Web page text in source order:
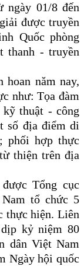
ngày 01/8 đến
được truyền
Quốc phòng
thanh - truyền
năm nay,
như: Tọa đàm
thuật - công
số địa điểm di
phối hợp thực
thiện trên địa
Tổng cục
tổ chức 5
thực hiện. Liên
kỷ niệm 80
dân Việt Nam
Ngày hội quốc